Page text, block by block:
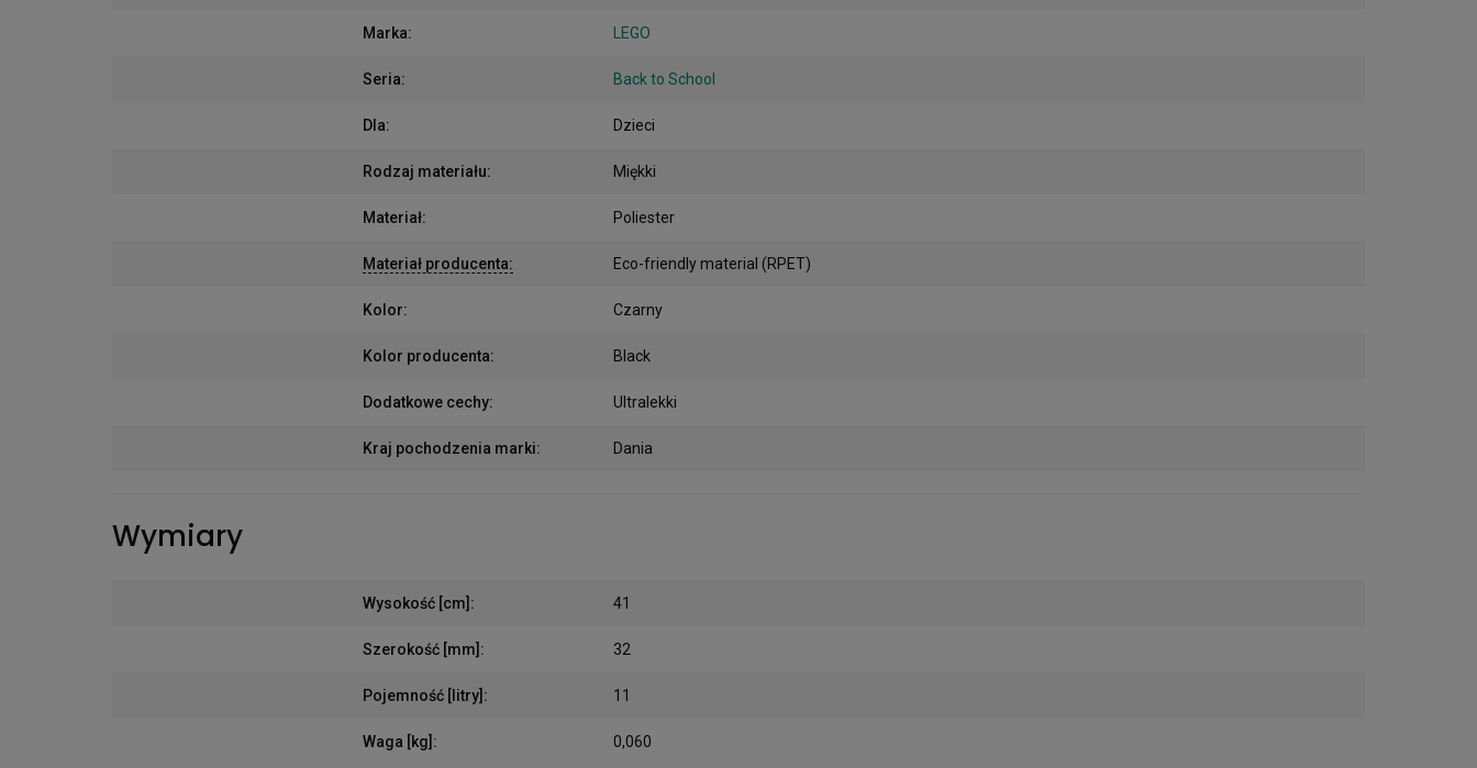
Marka: LEGO
Seria: Back to School
Dla: Dzieci
Rodzaj materiału: Miękki
Materiał: Poliester
Materiał producenta: Eco-friendly material (RPET)
Kolor: Czarny
Kolor producenta: Black
Dodatkowe cechy: Ultralekki
Kraj pochodzenia marki: Dania
Wymiary
Wysokość [cm] : 41
Szerokość [mm] : 32
Pojemność [litry] : 11
Waga [kg] : 0,060